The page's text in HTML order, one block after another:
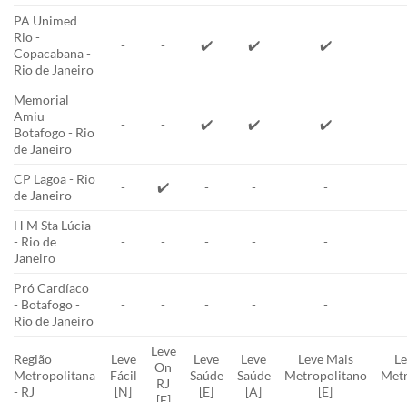
PA Unimed
Rio -
Copacabana -
Rio de Janeiro
- - ✔️ ✔️ ✔️
Memorial
Amiu
Botafogo - Rio
de Janeiro
- - ✔️ ✔️ ✔️
CP Lagoa - Rio
de Janeiro
- ✔️ - - -
H M Sta Lúcia
- Rio de
Janeiro
- - - - -
Pró Cardíaco
- Botafogo -
Rio de Janeiro
- - - - -
Região
Metropolitana
- RJ
Leve
Fácil
[N]
Leve
On
RJ
Leve
Saúde
[E]
Leve
Saúde
[A]
Leve Mais
Metropolitano
[E]